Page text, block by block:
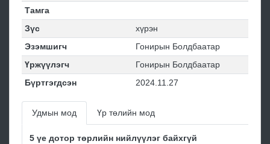
Тамга
Зүс
хүрэн
Эзэмшигч
Гонирын Болдбаатар
Үржүүлэгч
Гонирын Болдбаатар
Бүртгэгдсэн
2024.11.27
Удмын мод Үр төлийн мод
5 үе дотор төрлийн нийлүүлэг байхгүй